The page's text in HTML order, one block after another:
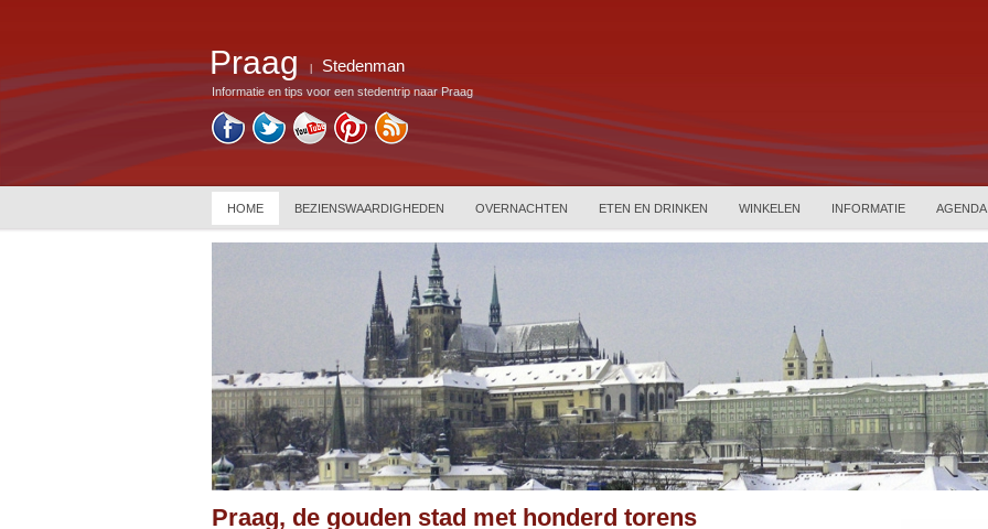
Praag Stedenman
Informatie en tips voor een stedentrip naar Praag
HOME BEZIENSWAARDIGHEDEN OVERNACHTEN ETEN EN DRINKEN WINKELEN INFORMATIE AGENDA
Praag, de gouden stad met honderd torens